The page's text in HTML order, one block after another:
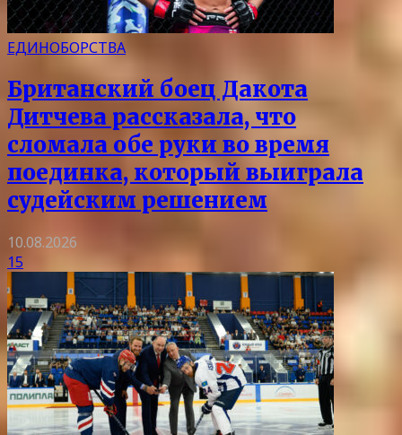
ЕДИНОБОРСТВА
Британский боец Дакота
Дитчева рассказала, что
сломала обе руки во время
поединка, который выиграла
судейским решением
10.08.2026
15